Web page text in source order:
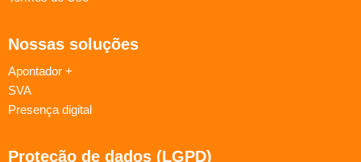
Nossas soluções
Apontador +
SVA
Presença digital
Proteção de dados (LGPD)